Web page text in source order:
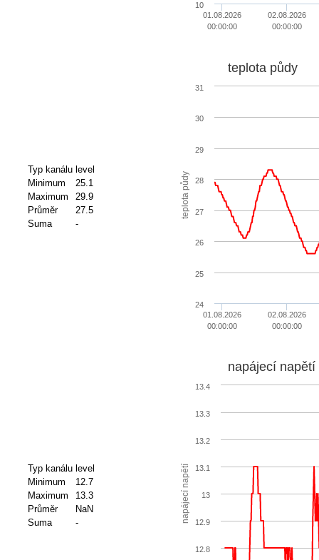
01.08.2026
00:00:00
02.08.2026
00:00:00
10
Typ kanálu level
Minimum
25.1
Maximum
29.9
Průměr
27.5
Suma
-
teplota půdy
teplota půdy
01.08.2026
00:00:00
02.08.2026
00:00:00
24
25
26
27
28
29
30
31
Typ kanálu level
Minimum
12.7
Maximum
13.3
Průměr
NaN
Suma
- napájecí napětí
napájecí napětí
12.8
12.9
13
13.1
13.2
13.3
13.4